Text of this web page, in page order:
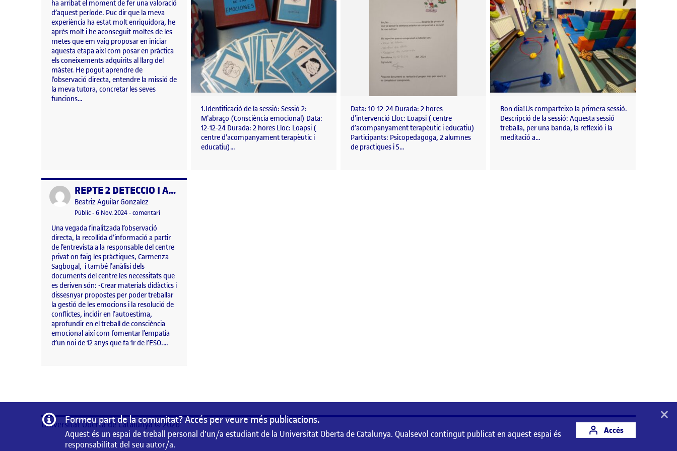
ha arribat el moment de fer una valoració
d’aquest període. Puc dir que la meva
experiència ha estat molt enriquidora, he
après molt i he aconseguit moltes de les
metes que em vaig proposar en iniciar
aquesta etapa així com posar en pràctica
els coneixements adquirits al llarg del
màster. He pogut aprendre de
l’observació directa, entendre la missió de
la meva tutora, concretar les seves
funcions…
1.Identificació de la sessió: Sessió 2:
M’abraço (Consciència emocional) Data:
12-12-24 Durada: 2 hores Lloc: Loapsi (
centre d’acompanyament terapèutic i
educatiu)…
Data: 10-12-24 Durada: 2 hores
d’intervenció Lloc: Loapsi ( centre
d’acompanyament terapèutic i educatiu)
Participants: Psicopedagoga, 2 alumnes
de practiques i 5…
Bon dia!Us comparteixo la primera sessió.
Descripció de la sessió: Aquesta sessió
treballa, per una banda, la reflexió i la
meditació a…
Publicat per REPTE 2 DETECCIÓ I ANÀLISI DE NECESSITATS
Publicat per
Beatriz Aguilar Gonzalez
Visibilitat:
Públic-Data de publicació
6 Nov. 2024-comentariel REPTE 2 DETECCIÓ I ANÀLISI DE NECESSITATS
Una vegada finalitzada l’observació
directa, la recollida d’informació a partir
de l’entrevista a la responsable del centre
privat on faig les pràctiques, Carmenza
Sagbogal, i també l’anàlisi dels
documents del centre les necessitats que
es deriven són: -Crear materials didàctics i
dissesnyar propostes per poder treballar
la gestió de les emocions i la resolució de
conflictes, incidir en l’autoestima,
aprofundir en el treball de consciència
emocional així com fomentar l’empatia
d’un noi de 12 anys que fa 1r de l’ESO.…
Informació
Formeu part de la comunitat? Accés per veure més publicacions.
Aquest és un espai de treball personal d'un/a estudiant de la Universitat Oberta de Catalunya. Qualsevol contingut publicat en aquest espai és
responsabilitat del seu autor/a.
Accés
×
Universitat Oberta de Catalunya © 2026